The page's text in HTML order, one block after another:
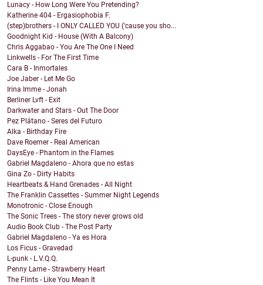
Lunacy - How Long Were You Pretending?
Katherine 404 - Ergasiophobia F.
(step)brothers - I ONLY CALLED YOU ('cause you sho...
Goodnight Kid - House (With A Balcony)
Chris Aggabao - You Are The One I Need
Linkwells - For The First Time
Cara B - Inmortales
Joe Jaber - Let Me Go
Irina Imme - Jonah
Berliner Lvft - Exit
Darkwater and Stars - Out The Door
Pez Plátano - Seres del Futuro
Alka - Birthday Fire
Dave Roemer - Real American
DaysEye - Phantom in the Flames
Gabriel Magdaleno - Ahora que no estas
Gina Zo - Dirty Habits
Heartbeats & Hand Grenades - All Night
The Franklin Cassettes - Summer Night Legends
Monotronic - Close Enough
The Sonic Trees - The story never grows old
Audio Book Club - The Post Party
Gabriel Magdaleno - Ya es Hora
Los Ficus - Gravedad
L-punk - L.V.Q.Q.
Penny Lame - Strawberry Heart
The Flints - Like You Mean It